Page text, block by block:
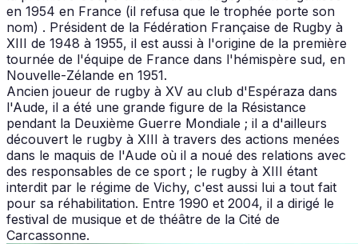
en 1954 en France (il refusa que le trophée porte son
nom) . Président de la Fédération Française de Rugby à
XIII de 1948 à 1955, il est aussi à l'origine de la première
tournée de l'équipe de France dans l'hémispère sud, en
Nouvelle-Zélande en 1951.
Ancien joueur de rugby à XV au club d'Espéraza dans
l'Aude, il a été une grande figure de la Résistance
pendant la Deuxième Guerre Mondiale ; il a d'ailleurs
découvert le rugby à XIII à travers des actions menées
dans le maquis de l'Aude où il a noué des relations avec
des responsables de ce sport ; le rugby à XIII étant
interdit par le régime de Vichy, c'est aussi lui a tout fait
pour sa réhabilitation. Entre 1990 et 2004, il a dirigé le
festival de musique et de théâtre de la Cité de
Carcassonne.